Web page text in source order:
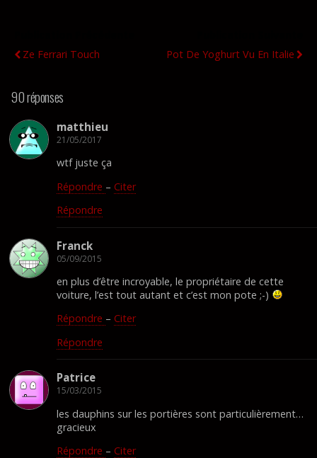
Ze Ferrari Touch
Pot De Yoghurt Vu En Italie
90 réponses
matthieu
21/05/2017
wtf juste ça
Répondre – Citer
Répondre
Franck
05/09/2015
en plus d’être incroyable, le propriétaire de cette
voiture, l’est tout autant et c’est mon pote ;-)
Répondre – Citer
Répondre
Patrice
15/03/2015
les dauphins sur les portières sont particulièrement…
gracieux
Répondre – Citer